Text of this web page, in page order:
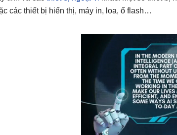
các thiết bị hiển thị, máy in, loa, ổ flash…